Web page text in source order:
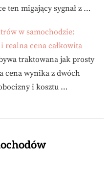
ten migający sygnał z …
w samochodzie:
realna cena całkowita
traktowana jak prosty
cena wynika z dwóch
i kosztu …